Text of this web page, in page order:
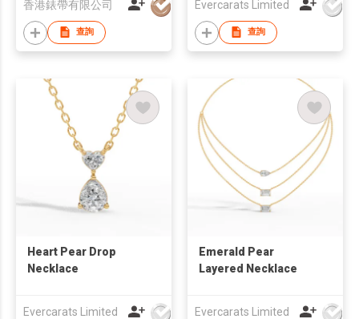
香港錶帶有限公司
查詢
Evercarats Limited
查詢
Heart Pear Drop
Necklace
Evercarats Limited
Emerald Pear
Layered Necklace
Evercarats Limited